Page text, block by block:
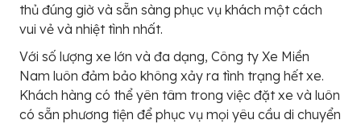
thủ đúng giờ và sẵn sàng phục vụ khách một cách
vui vẻ và nhiệt tình nhất.
Với số lượng xe lớn và đa dạng, Công ty Xe Miền
Nam luôn đảm bảo không xảy ra tình trạng hết xe.
Khách hàng có thể yên tâm trong việc đặt xe và luôn
có sẵn phương tiện để phục vụ mọi yêu cầu di chuyển